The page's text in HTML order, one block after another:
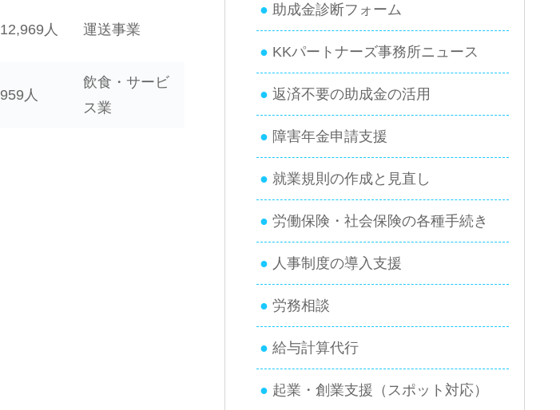
12,969人 運送事業
959人
飲食・サービ
ス業
助成金診断フォーム
KKパートナーズ事務所ニュース
返済不要の助成金の活用
障害年金申請支援
就業規則の作成と見直し
労働保険・社会保険の各種手続き
人事制度の導入支援
労務相談
給与計算代行
起業・創業支援（スポット対応）